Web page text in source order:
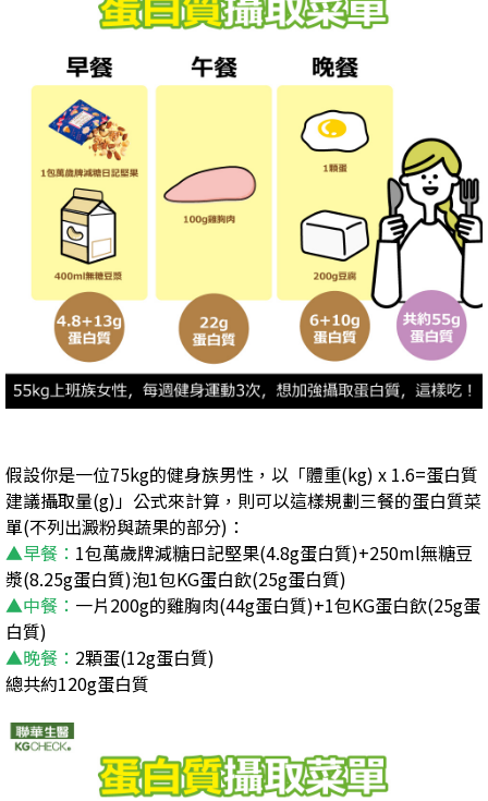
假設你是一位75kg的健身族男性，以「體重(kg) x 1.6=蛋白質
建議攝取量(g)」公式來計算，則可以這樣規劃三餐的蛋白質菜
單(不列出澱粉與蔬果的部分)：
▲早餐： 1包萬歲牌減糖日記堅果(4.8g蛋白質)+250ml無糖豆
漿(8.25g蛋白質)泡1包KG蛋白飲(25g蛋白質)
▲中餐： 一片200g的雞胸肉(44g蛋白質)+1包KG蛋白飲(25g蛋
白質)
▲晚餐： 2顆蛋(12g蛋白質)
總共約120g蛋白質